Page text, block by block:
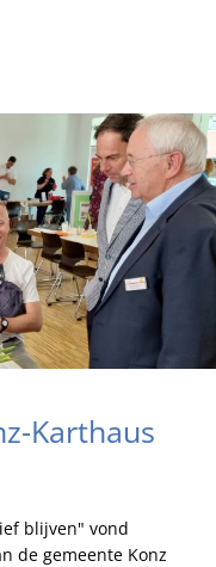
Karthaus
blijven" vond
de gemeente Konz